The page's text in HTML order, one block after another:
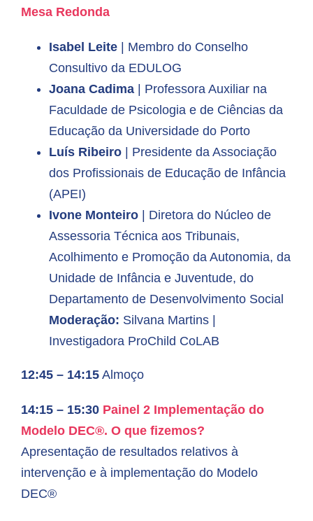
Mesa Redonda
Isabel Leite | Membro do Conselho
Consultivo da EDULOG
Joana Cadima| Professora Auxiliar na
Faculdade de Psicologia e de Ciências da
Educação da Universidade do Porto
Luís Ribeiro | Presidente da Associação
dos Profissionais de Educação de Infância
(APEI)
Ivone Monteiro | Diretora do Núcleo de
Assessoria Técnica aos Tribunais,
Acolhimento e Promoção da Autonomia, da
Unidade de Infância e Juventude, do
Departamento de Desenvolvimento Social
Moderação: Silvana Martins |
Investigadora ProChild CoLAB
12:45 – 14:15Almoço
14:15 – 15:30 Painel 2 Implementação do
Modelo DEC®. O que fizemos?
Apresentação de resultados relativos à
intervenção e à implementação do Modelo
DEC®